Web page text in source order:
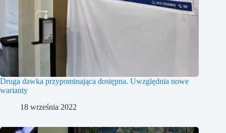
Druga dawka przypominająca dostępna. Uwzględnia nowe
warianty
18 września 2022